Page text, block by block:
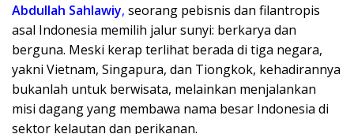
Abdullah Sahlawiy, seorang pebisnis dan filantropis
asal Indonesia memilih jalur sunyi: berkarya dan
berguna. Meski kerap terlihat berada di tiga negara,
yakni Vietnam, Singapura, dan Tiongkok, kehadirannya
bukanlah untuk berwisata, melainkan menjalankan
misi dagang yang membawa nama besar Indonesia di
sektor kelautan dan perikanan.